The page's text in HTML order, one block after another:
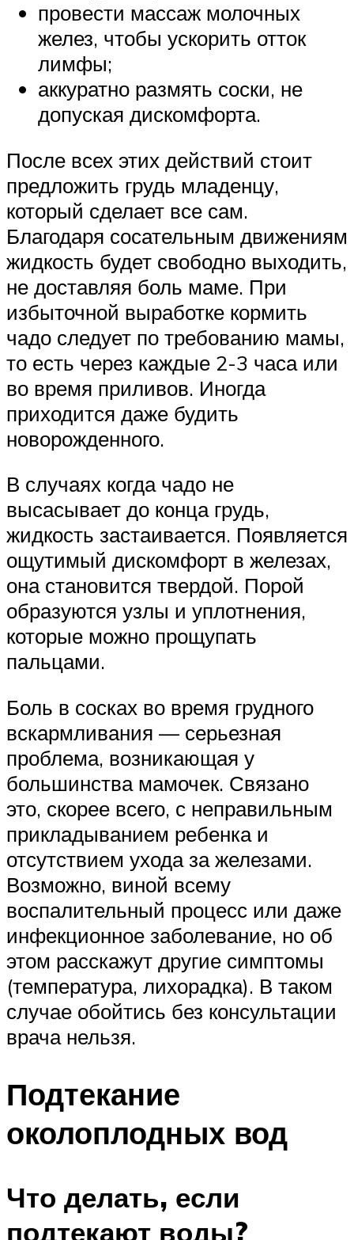
провести массаж молочных
желез, чтобы ускорить отток
лимфы;
аккуратно размять соски, не
допуская дискомфорта.
После всех этих действий стоит
предложить грудь младенцу,
который сделает все сам.
Благодаря сосательным движениям
жидкость будет свободно выходить,
не доставляя боль маме. При
избыточной выработке кормить
чадо следует по требованию мамы,
то есть через каждые 2-3 часа или
во время приливов. Иногда
приходится даже будить
новорожденного.
В случаях когда чадо не
высасывает до конца грудь,
жидкость застаивается. Появляется
ощутимый дискомфорт в железах,
она становится твердой. Порой
образуются узлы и уплотнения,
которые можно прощупать
пальцами.
Боль в сосках во время грудного
вскармливания — серьезная
проблема, возникающая у
большинства мамочек. Связано
это, скорее всего, с неправильным
прикладыванием ребенка и
отсутствием ухода за железами.
Возможно, виной всему
воспалительный процесс или даже
инфекционное заболевание, но об
этом расскажут другие симптомы
(температура, лихорадка). В таком
случае обойтись без консультации
врача нельзя.
Подтекание
околоплодных вод
Что делать, если
подтекают воды?